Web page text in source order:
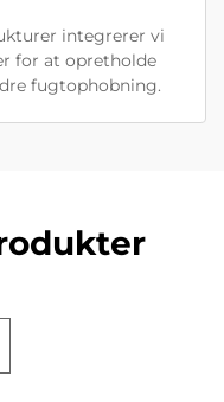
integrerer vi
for at opretholde
fugtophobning.